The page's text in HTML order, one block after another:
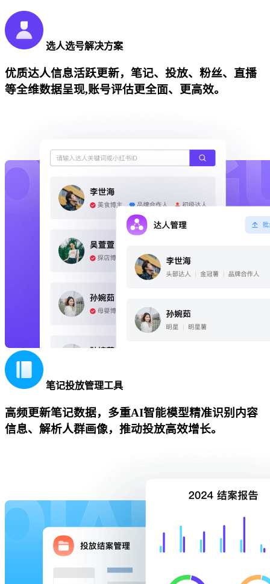
选人选号解决方案
优质达人信息活跃更新，笔记、投放、粉丝、直播
等全维数据呈现,账号评估更全面、更高效。
笔记投放管理工具
高频更新笔记数据，多重AI智能模型精准识别内容
信息、解析人群画像，推动投放高效增长。